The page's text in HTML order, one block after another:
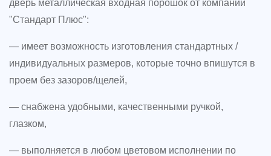
дверь металлическая входная порошок от компании
"Стандарт Плюс":
— имеет возможность изготовления стандартных /
индивидуальных размеров, которые точно впишутся в
проем без зазоров/щелей,
— снабжена удобными, качественными ручкой,
глазком,
— выполняется в любом цветовом исполнении по